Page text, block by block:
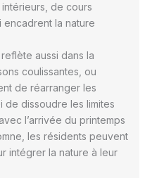
de cours
la nature
aussi dans la
coulissantes, ou
de réarranger les
de dissoudre les limites
l’arrivée du printemps
les résidents peuvent
intégrer la nature à leur